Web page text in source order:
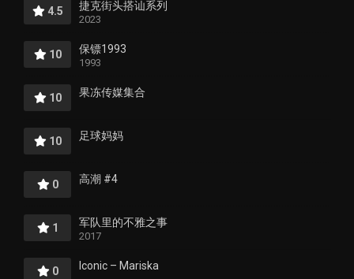
4.5 捷克街头搭讪系列
2023
10 保镖1993
1993
10 果冻传媒集合
10 足球妈妈
0 高潮 #4
1 军队里的不雅之事
2017
0 Iconic – Mariska